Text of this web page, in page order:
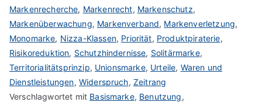
Markenrecherche, Markenrecht, Markenschutz,
Markenüberwachung, Markenverband, Markenverletzung,
Monomarke, Nizza-Klassen, Priorität, Produktpiraterie,
Risikoreduktion, Schutzhindernisse, Solitärmarke,
Territorialitätsprinzip, Unionsmarke, Urteile, Waren und
Dienstleistungen, Widerspruch, Zeitrang
Verschlagwortet mit Basismarke, Benutzung,